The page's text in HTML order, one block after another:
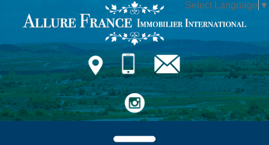
Select Language ▼